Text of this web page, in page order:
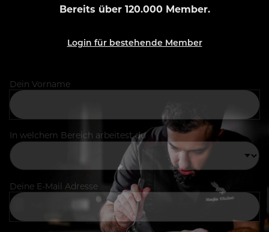
Bereits über 120.000 Member.
Login für bestehende Member
Dein Vorname
In welchem Bereich arbeitest du
Deine E-Mail Adresse